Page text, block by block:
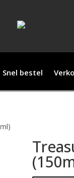
Snel bestel